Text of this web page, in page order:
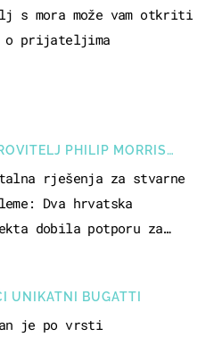
s mora može vam otkriti
o prijateljima
PHILIP MORRIS
rješenja za stvarne
Dva hrvatska
dobila potporu za
UNIKATNI BUGATTI
je po vrsti